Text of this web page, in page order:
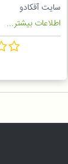
سایت آفکادو
اطلاعات بیشتر...